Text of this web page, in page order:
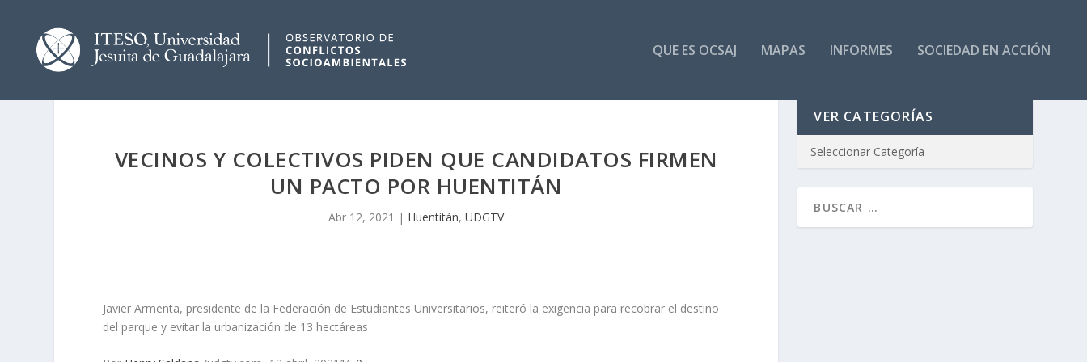
QUE ES OCSAJ MAPAS INFORMES SOCIEDAD EN ACCIÓN
VECINOS Y COLECTIVOS PIDEN QUE CANDIDATOS FIRMEN
UN PACTO POR HUENTITÁN
Abr 12, 2021 | Huentitán,UDGTV
Javier Armenta, presidente de la Federación de Estudiantes Universitarios, reiteró la exigencia para recobrar el destino
del parque y evitar la urbanización de 13 hectáreas
VER CATEGORÍAS